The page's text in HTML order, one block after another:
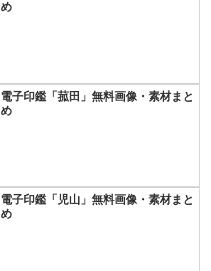
め
電子印鑑「菰田」無料画像・素材まと
め
電子印鑑「児山」無料画像・素材まと
め